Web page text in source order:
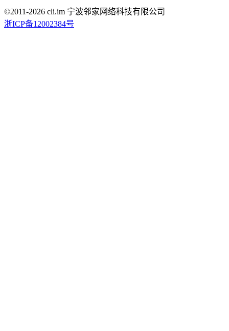
©2011-2026 cli.im 宁波邻家网络科技有限公司
浙ICP备12002384号